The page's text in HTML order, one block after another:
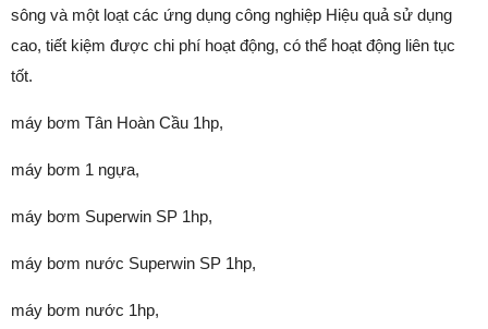
sông và một loạt các ứng dụng công nghiệp Hiệu quả sử dụng
cao, tiết kiệm được chi phí hoạt động, có thể hoạt động liên tục
tốt.
máy bơm Tân Hoàn Cầu 1hp,
máy bơm 1 ngựa,
máy bơm Superwin SP 1hp,
máy bơm nước Superwin SP 1hp,
máy bơm nước 1hp,